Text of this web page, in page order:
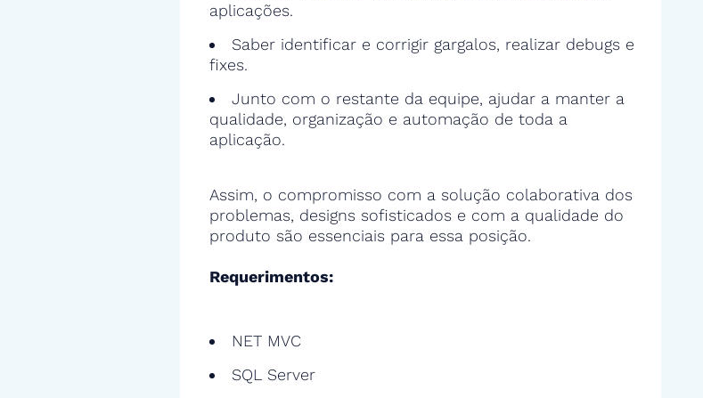
aplicações.
Saber identificar e corrigir gargalos, realizar debugs e
fixes.
Junto com o restante da equipe, ajudar a manter a
qualidade, organização e automação de toda a
aplicação.
Assim, o compromisso com a solução colaborativa dos
problemas, designs sofisticados e com a qualidade do
produto são essenciais para essa posição.
Requerimentos:
NET MVC
SQL Server